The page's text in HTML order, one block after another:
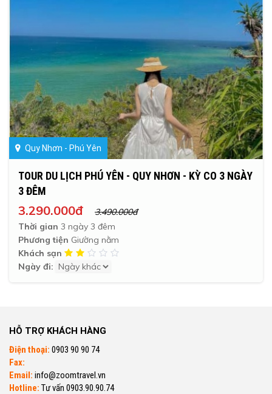
Quy Nhơn - Phú Yên
TOUR DU LỊCH PHÚ YÊN - QUY NHƠN - KỲ CO 3 NGÀY
3 ĐÊM
3.290.000đ
3.490.000đ
Thời gian 3 ngày 3 đêm
Phương tiện Giường nằm
Khách sạn
Ngày đi:
HỖ TRỢ KHÁCH HÀNG
Điện thoại: 0903 90 90 74
Fax:
Email: info@zoomtravel.vn
Hotline: Tư vấn 0903.90.90.74